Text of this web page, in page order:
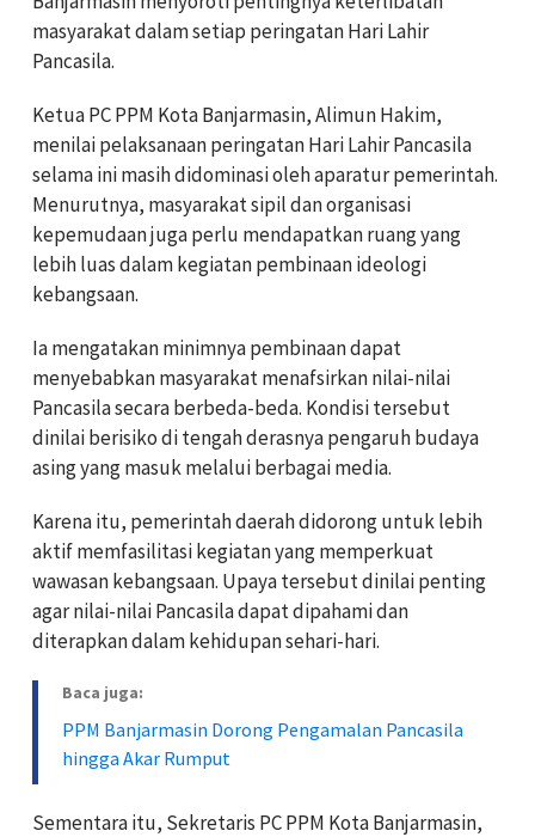
masyarakat dalam setiap peringatan Hari Lahir
Pancasila.
Ketua PC PPM Kota Banjarmasin, Alimun Hakim,
menilai pelaksanaan peringatan Hari Lahir Pancasila
selama ini masih didominasi oleh aparatur pemerintah.
Menurutnya, masyarakat sipil dan organisasi
kepemudaan juga perlu mendapatkan ruang yang
lebih luas dalam kegiatan pembinaan ideologi
kebangsaan.
Ia mengatakan minimnya pembinaan dapat
menyebabkan masyarakat menafsirkan nilai-nilai
Pancasila secara berbeda-beda. Kondisi tersebut
dinilai berisiko di tengah derasnya pengaruh budaya
asing yang masuk melalui berbagai media.
Karena itu, pemerintah daerah didorong untuk lebih
aktif memfasilitasi kegiatan yang memperkuat
wawasan kebangsaan. Upaya tersebut dinilai penting
agar nilai-nilai Pancasila dapat dipahami dan
diterapkan dalam kehidupan sehari-hari.
Baca juga:
PPM Banjarmasin Dorong Pengamalan Pancasila
hingga Akar Rumput
Sementara itu, Sekretaris PC PPM Kota Banjarmasin,